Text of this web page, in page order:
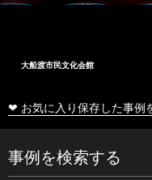
大船渡市民文化会館
❤ お気に入り保存した事例
事例を検索する